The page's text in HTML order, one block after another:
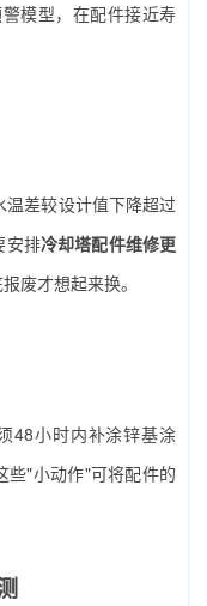
模型，在配件接近寿
差较设计值下降超过
安排冷却塔配件维修更
废才想起来换。
48小时内补涂锌基涂
些"小动作"可将配件的